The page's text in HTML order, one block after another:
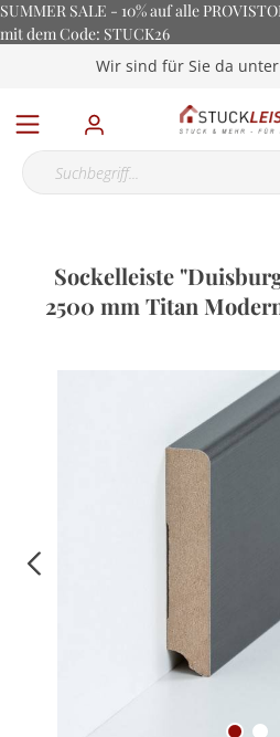
SUMMER SALE - 10% auf alle
mit dem Code: STUCK26
Wir sind für Sie da unter
Sockelleiste
2500 mm Titan